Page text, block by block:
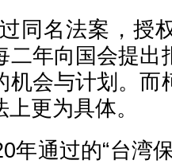
同名法案，授
二年向国会提出
机会与计划。而
更为具体。
年通过的“台湾